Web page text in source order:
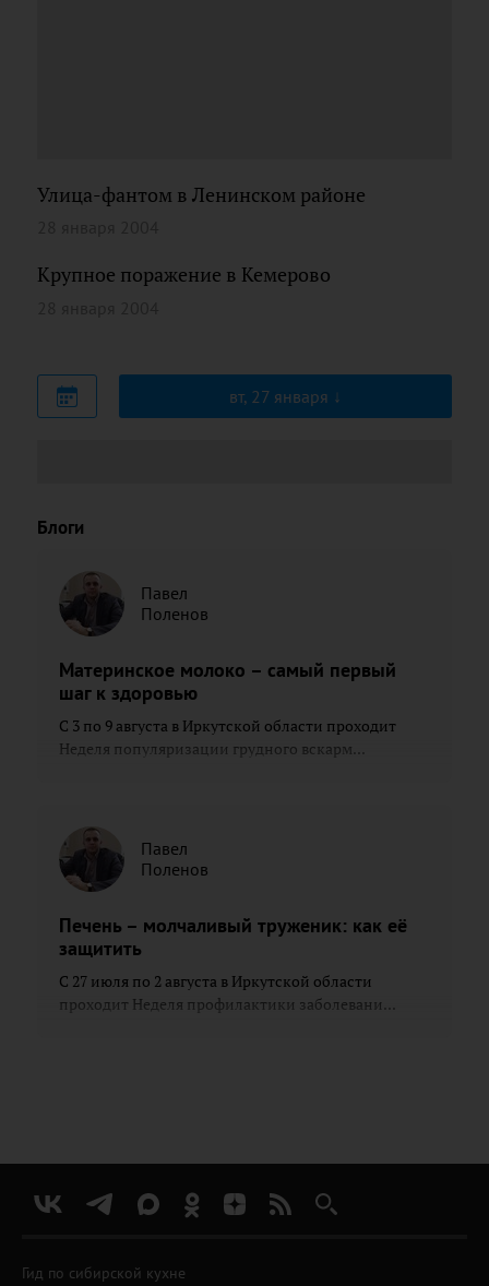
Улица-фантом в Ленинском районе
Крупное поражение в Кемерово
вт, 27 января
Блоги
Павел
Поленов
Материнское молоко – самый первый
шаг к здоровью
С 3 по 9 августа в Иркутской области проходит
Неделя популяризации грудного вскарм...
Павел
Поленов
Печень – молчаливый труженик: как её
защитить
С 27 июля по 2 августа в Иркутской области
проходит Неделя профилактики заболевани...
Гид по сибирской кухне